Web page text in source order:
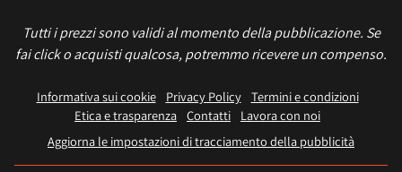
Tutti i prezzi sono validi al momento della pubblicazione. Se
fai click o acquisti qualcosa, potremmo ricevere un compenso.
Informativa sui cookie Privacy Policy
Termini e condizioni
Etica e trasparenza Contatti
Lavora con noi
Aggiorna le impostazioni di tracciamento della pubblicità